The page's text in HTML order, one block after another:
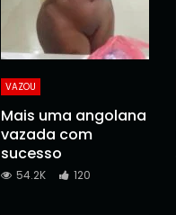
VAZOU
Mais uma angolana
vazada com
sucesso
54.2K 120